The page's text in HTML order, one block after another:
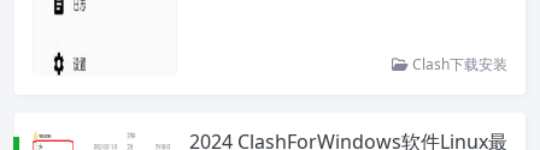
Clash下载安装
2024 ClashForWindows软件Linux最